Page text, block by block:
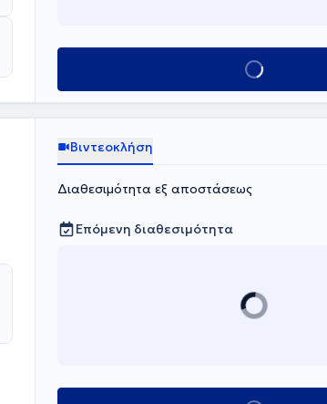
Κλείσε ραντεβού
Βιντεοκλήση
Διαθεσιμότητα εξ αποστάσεως
Επόμενη διαθεσιμότητα